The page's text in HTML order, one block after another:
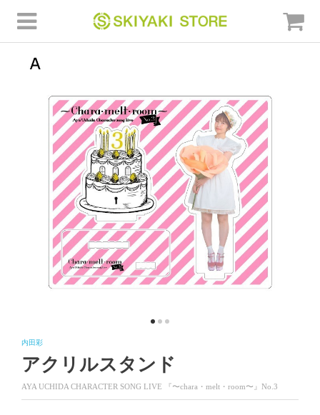
内田彩
アクリルスタンド
AYA UCHIDA CHARACTER SONG LIVE 『〜chara・melt・room〜』No.3